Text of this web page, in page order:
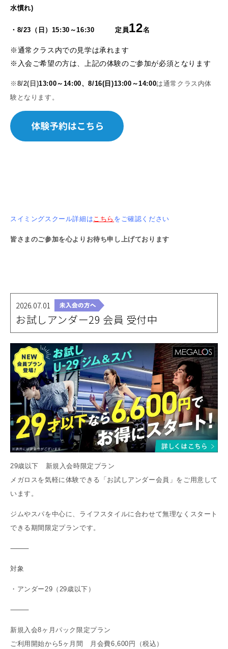
水慣れ)
・8/23（日）15:30～16:30 定員12名
※通常クラス内での見学は承れます
※入会ご希望の方は、上記の体験のご参加が必須となります
※ 8/2(日)13:00～14:00、8/16(日)13:00～14:00は通常クラス内体
験となります。
スイミングスクール詳細はこちら をご確認ください
皆さまのご参加を心よりお待ち申し上げております
2026.07.01
お試しアンダー29 会員 受付中
29歳以下 新規入会時限定プラン
メガロスを気軽に体験できる「お試しアンダー会員」をご用意して
います。
ジムやスパを中心に、ライフスタイルに合わせて無理なくスタート
できる期間限定プランです。
⸻
対象
・アンダー29（29歳以下）
⸻
新規入会8ヶ月パック限定プラン
ご利用開始から5ヶ月間 月会費6,600円（税込）